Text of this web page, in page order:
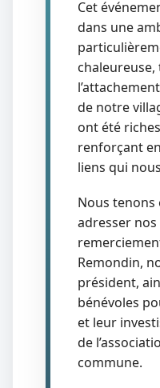
Cet
dans une
de notre
ont été
renforçant
liens qui
Nous tenons
adresser
Remondin,
président,
bénévoles
et leur
de
commune.